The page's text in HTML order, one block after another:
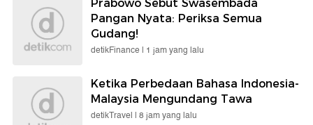
Prabowo Sebut Swasembada
Pangan Nyata: Periksa Semua
Gudang!
detikFinance | 1 jam yang lalu
Ketika Perbedaan Bahasa Indonesia-
Malaysia Mengundang Tawa
detikTravel | 8 jam yang lalu